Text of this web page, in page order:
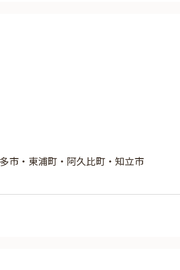
市・東浦町・阿久比町・知立市